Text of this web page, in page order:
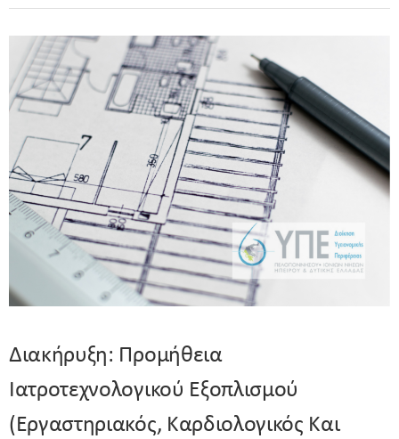
Διακήρυξη: Προμήθεια
Ιατροτεχνολογικού Εξοπλισμού
(Εργαστηριακός, Καρδιολογικός Και